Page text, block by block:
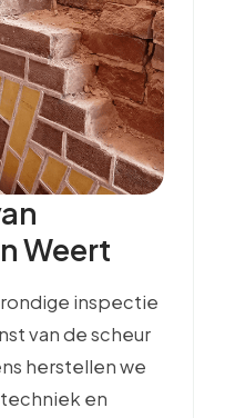
Weert
inspectie
van de scheur
herstellen we
en